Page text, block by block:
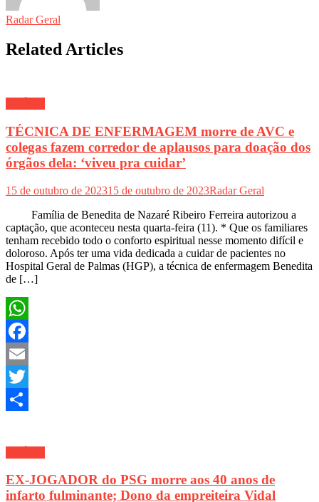
Radar Geral
Related Articles
TÉCNICA DE ENFERMAGEM morre de AVC e
colegas fazem corredor de aplausos para doação dos
órgãos dela: ‘viveu pra cuidar’
15 de outubro de 202315 de outubro de 2023Radar Geral
Família de Benedita de Nazaré Ribeiro Ferreira autorizou a
captação, que aconteceu nesta quarta-feira (11). * Que os familiares
tenham recebido todo o conforto espiritual nesse momento difícil e
doloroso. Após ter uma vida dedicada a cuidar de pacientes no
Hospital Geral de Palmas (HGP), a técnica de enfermagem Benedita
de […]
WhatsApp
Facebook
Email
Twitter
EX-JOGADOR do PSG morre aos 40 anos de
infarto fulminante; Dono da empreiteira Vidal